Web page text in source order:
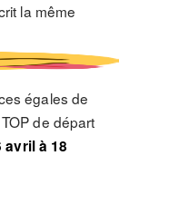
la même
égales de
de départ
avril à 18